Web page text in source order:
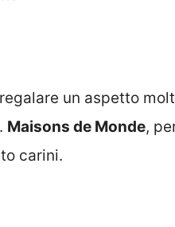
un aspetto
Maisons de Monde,
carini.